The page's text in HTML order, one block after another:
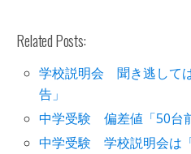
Related Posts:
学校説明会 聞き逃して
告」
中学受験 偏差値「50台
中学受験 学校説明会は